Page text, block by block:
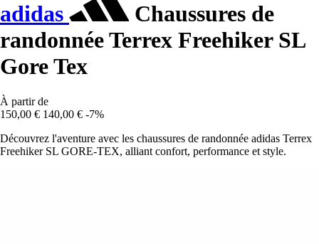
adidas
Chaussures de
randonnée Terrex Freehiker SL
Gore Tex
À partir de
150,00 € 140,00 € -7%
Découvrez l'aventure avec les chaussures de randonnée adidas Terrex
Freehiker SL GORE-TEX, alliant confort, performance et style.